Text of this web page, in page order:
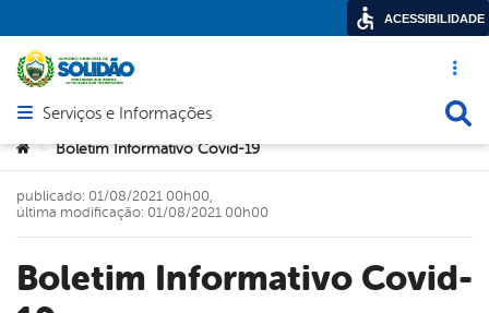
Acesso
Abrir menu principal de navegação
Serviços e Informações
Você está aqui:
> Boletim Informativo Covid-19
Boletim Informativo Covid-
publicado: 01/08/2021 00h00,
última modificação: 01/08/2021 00h00
ACESSIBILIDADE